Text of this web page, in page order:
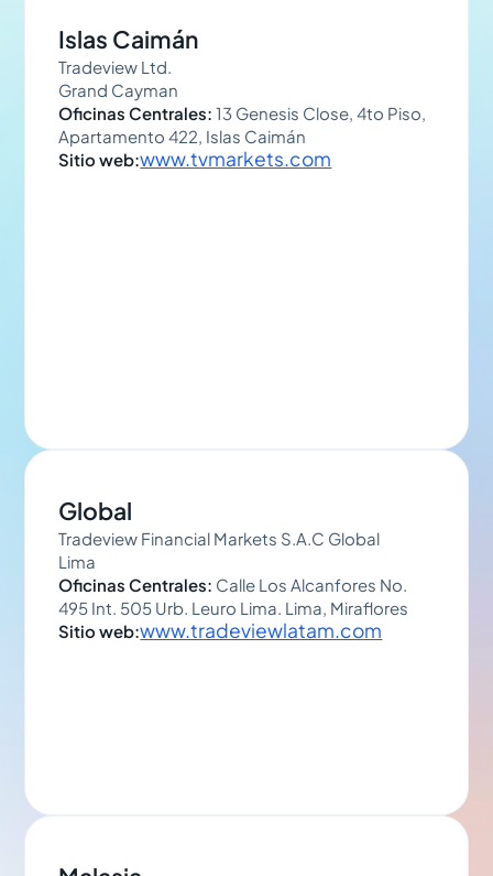
Islas Caimán
Tradeview Ltd.
Grand Cayman
Oficinas Centrales: 13 Genesis Close, 4to Piso,
Apartamento 422, Islas Caimán
Sitio web:www.tvmarkets.com
Global
Tradeview Financial Markets S.A.C Global
Lima
Oficinas Centrales: Calle Los Alcanfores No.
495 Int. 505 Urb. Leuro Lima. Lima, Miraflores
Sitio web:www.tradeviewlatam.com